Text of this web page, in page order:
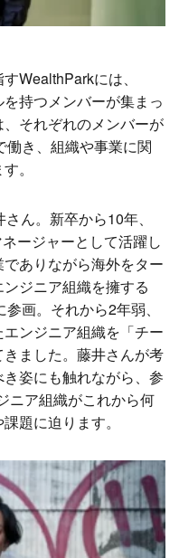
WealthParkには、
持つメンバーが集まっ
それぞれのメンバーが
働き、組織や事業に関
。
ん。新卒から10年、
ージャーとして活躍し
ありながら海外をター
ジニア組織を擁する
画。それから2年弱、
ンジニア組織を「チー
ました。藤井さんが考
姿にも触れながら、参
ニア組織がこれから何
題に迫ります。